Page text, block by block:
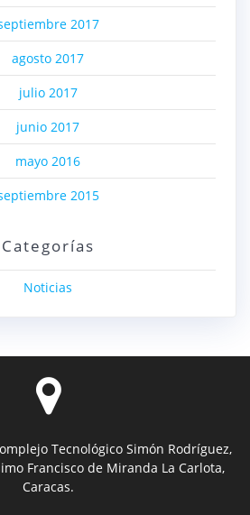
2017
agosto 2017
julio 2017
junio 2017
mayo 2016
2015
Categorías
Noticias
Tecnológico Simón Rodríguez,
Francisco de Miranda La Carlota,
Caracas.